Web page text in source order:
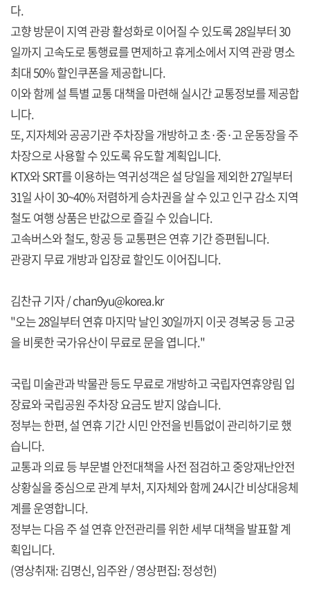
다.
고향 방문이 지역 관광 활성화로 이어질 수 있도록 28일부터 30
일까지 고속도로 통행료를 면제하고 휴게소에서 지역 관광 명소
최대 50% 할인쿠폰을 제공합니다.
이와 함께 설 특별 교통 대책을 마련해 실시간 교통정보를 제공합
니다.
또, 지자체와 공공기관 주차장을 개방하고 초·중·고 운동장을 주
차장으로 사용할 수 있도록 유도할 계획입니다.
KTX와 SRT를 이용하는 역귀성객은 설 당일을 제외한 27일부터
31일 사이 30~40% 저렴하게 승차권을 살 수 있고 인구 감소 지역
철도 여행 상품은 반값으로 즐길 수 있습니다.
고속버스와 철도, 항공 등 교통편은 연휴 기간 증편됩니다.
관광지 무료 개방과 입장료 할인도 이어집니다.
김찬규 기자 / chan9yu@korea.kr
"오는 28일부터 연휴 마지막 날인 30일까지 이곳 경복궁 등 고궁
을 비롯한 국가유산이 무료로 문을 엽니다."
국립 미술관과 박물관 등도 무료로 개방하고 국립자연휴양림 입
장료와 국립공원 주차장 요금도 받지 않습니다.
정부는 한편, 설 연휴 기간 시민 안전을 빈틈없이 관리하기로 했
습니다.
교통과 의료 등 부문별 안전대책을 사전 점검하고 중앙재난안전
상황실을 중심으로 관계 부처, 지자체와 함께 24시간 비상대응체
계를 운영합니다.
정부는 다음 주 설 연휴 안전관리를 위한 세부 대책을 발표할 계
획입니다.
(영상취재: 김명신, 임주완 / 영상편집: 정성헌)